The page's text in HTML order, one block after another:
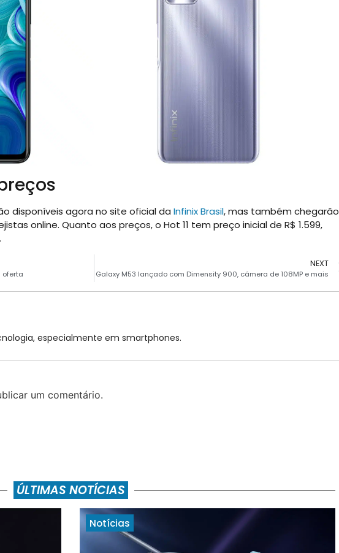
disponíveis agora no site oficial da Infinix Brasil, mas também chegarão
online. Quanto aos preços, o Hot 11 tem preço inicial de R$ 1.599,
oferta
NEXT
Galaxy M53 lançado com Dimensity 900, câmera de 108MP e mais
especialmente em smartphones.
um comentário.
ÚLTIMAS NOTÍCIAS
Notícias